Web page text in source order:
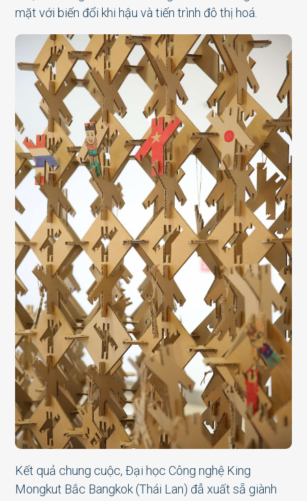
mặt với biến đổi khi hậu và tiến trình đô thị hoá.
Kết quả chung cuộc, Đại học Công nghệ King
Mongkut Bắc Bangkok (Thái Lan) đẫ xuất sẵ giành